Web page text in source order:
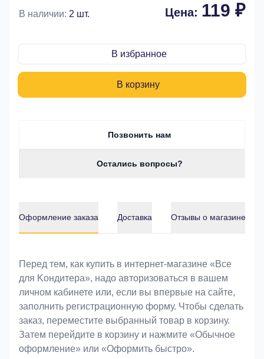
В наличии: 2 шт. Цена: 119 ₽
В избранное
В корзину
Позвонить нам
Остались вопросы?
Оформление заказа Доставка Отзывы о магазине
Оформление заказа
Перед тем, как купить в интернет-магазине «Bce
для Koндитeрa», надо авторизоваться в вашем
личном кабинете или, если вы впервые на сайте,
заполнить регистрационную форму. Чтобы сделать
заказ, переместите выбранный товар в корзину.
Затем перейдите в корзину и нажмите «Обычное
оформление» или «Оформить быстро».